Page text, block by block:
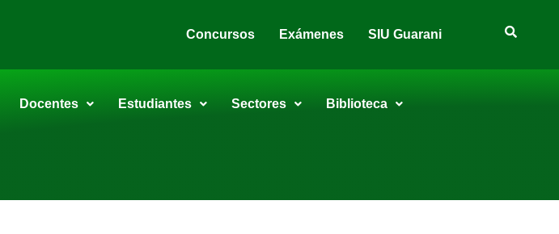
Concursos Exámenes SIU Guarani
Docentes Estudiantes Sectores Biblioteca